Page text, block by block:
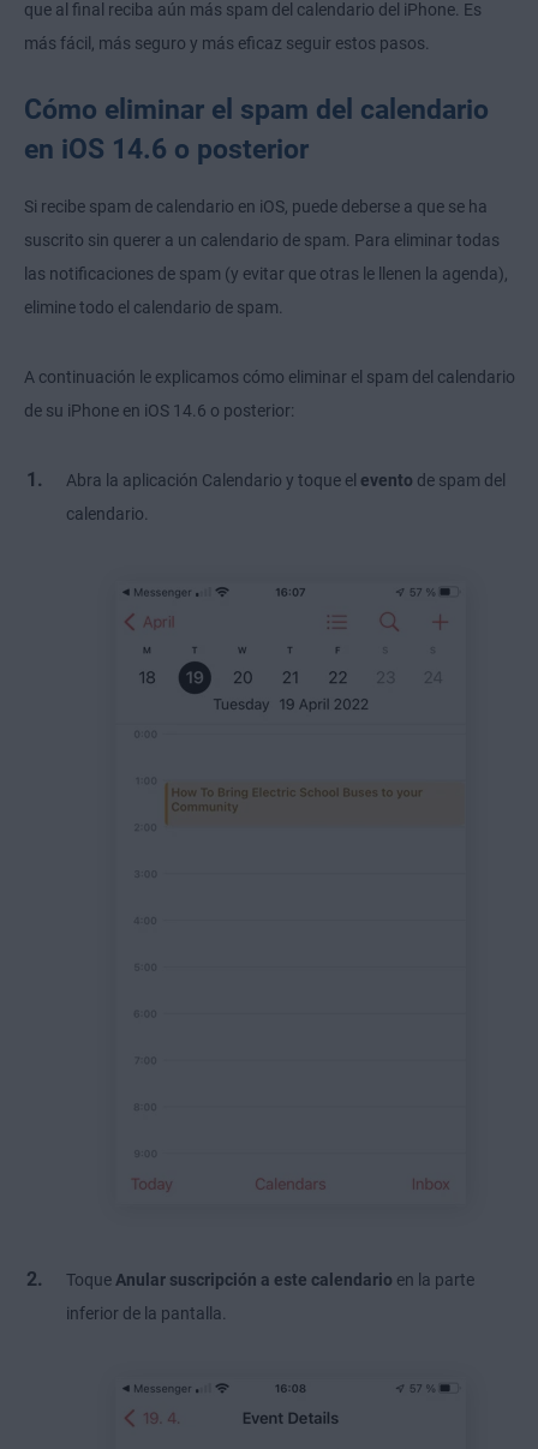
que al final reciba aún más spam del calendario del iPhone. Es
más fácil, más seguro y más eficaz seguir estos pasos.
Cómo eliminar el spam del calendario
en iOS 14.6 o posterior
Si recibe spam de calendario en iOS, puede deberse a que se ha
suscrito sin querer a un calendario de spam. Para eliminar todas
las notificaciones de spam (y evitar que otras le llenen la agenda),
elimine todo el calendario de spam.
A continuación le explicamos cómo eliminar el spam del calendario
de su iPhone en iOS 14.6 o posterior:
Abra la aplicación Calendario y toque el evento de spam del
calendario.
ToqueAnular suscripción a este calendario en la parte
inferior de la pantalla.